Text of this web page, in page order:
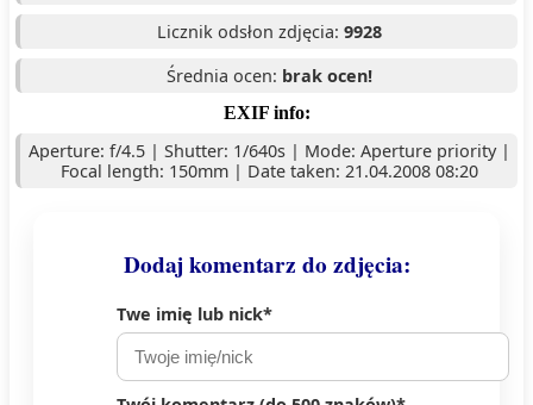
Licznik odsłon zdjęcia: 9928
Średnia ocen: brak ocen!
EXIF info:
Aperture: f/4.5 | Shutter: 1/640s | Mode: Aperture priority |
Focal length: 150mm | Date taken: 21.04.2008 08:20
Dodaj komentarz do zdjęcia:
Twe imię lub nick*